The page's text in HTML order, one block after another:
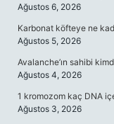
Ağustos 6, 2026
Karbonat köfteye ne
Ağustos 5, 2026
Avalanche’ın sahibi
Ağustos 4, 2026
1 kromozom kaç DNA
Ağustos 3, 2026